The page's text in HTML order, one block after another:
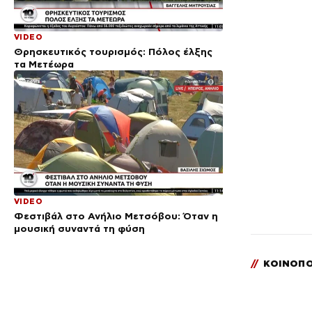
VIDEO
Θρησκευτικός τουρισμός: Πόλος έλξης
τα Μετέωρα
VIDEO
Φεστιβάλ στο Ανήλιο Μετσόβου: Όταν η
μουσική συναντά τη φύση
//